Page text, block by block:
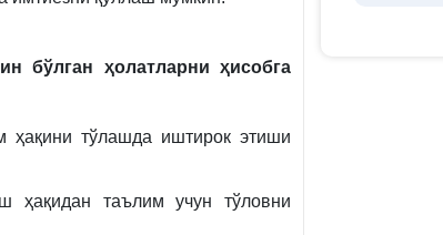
бўлган ҳолатларни ҳисобга
ҳақини тўлашда иштирок этиши
ҳақидан таълим учун тўловни